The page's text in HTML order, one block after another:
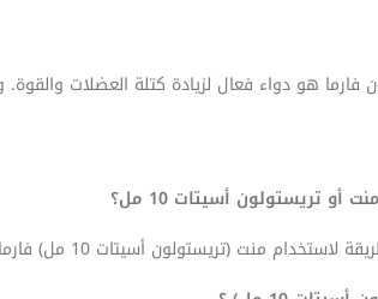
منت (تريستولون أسيتات 10 مل) فارما.